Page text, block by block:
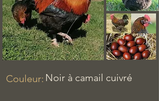
Couleur: Noir à camail cuivré
​